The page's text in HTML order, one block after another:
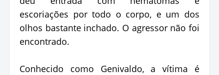
escoriações por todo o corpo, e um dos
olhos bastante inchado. O agressor não foi
encontrado.
Conhecido como Genivaldo, a vítima é